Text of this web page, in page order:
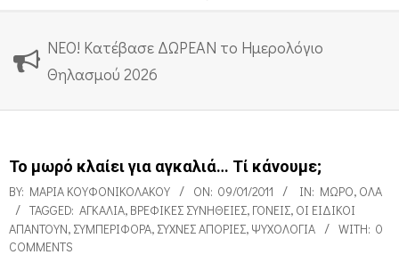
ΝΕΟ! Κατέβασε ΔΩΡΕΑΝ το Ημερολόγιο
Θηλασμού 2026
Το μωρό κλαίει για αγκαλιά… Τί κάνουμε;
BY: ΜΑΡΊΑ ΚΟΥΦΟΝΙΚΟΛΆΚΟΥ ON: 09/01/2011 IN: ΜΩΡΌ, ΌΛΑ
TAGGED: ΑΓΚΑΛΙΆ, ΒΡΕΦΙΚΈΣ ΣΥΝΉΘΕΙΕΣ, ΓΟΝΕΊΣ, ΟΙ ΕΙΔΙΚΟΊ
ΑΠΑΝΤΟΎΝ, ΣΥΜΠΕΡΙΦΟΡΆ, ΣΥΧΝΈΣ ΑΠΟΡΊΕΣ, ΨΥΧΟΛΟΓΊΑ WITH: 0
COMMENTS